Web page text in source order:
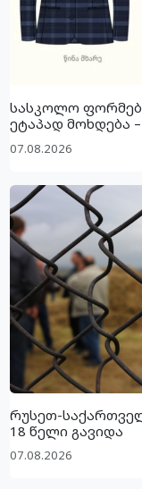
სასკოლო
ეტაპად მოხდება
07.08.2026
რუსეთ-
18 წელი გავიდა
07.08.2026